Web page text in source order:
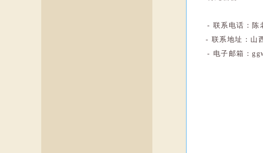
- 联系电话：陈
- 联系地址： 山
- 电子邮箱：